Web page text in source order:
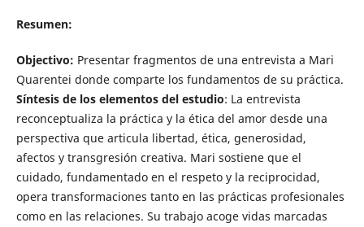
Resumen:
Objectivo: Presentar fragmentos de una entrevista a Mari
Quarentei donde comparte los fundamentos de su práctica.
Síntesis de los elementos del estudio: La entrevista
reconceptualiza la práctica y la ética del amor desde una
perspectiva que articula libertad, ética, generosidad,
afectos y transgresión creativa. Mari sostiene que el
cuidado, fundamentado en el respeto y la reciprocidad,
opera transformaciones tanto en las prácticas profesionales
como en las relaciones. Su trabajo acoge vidas marcadas